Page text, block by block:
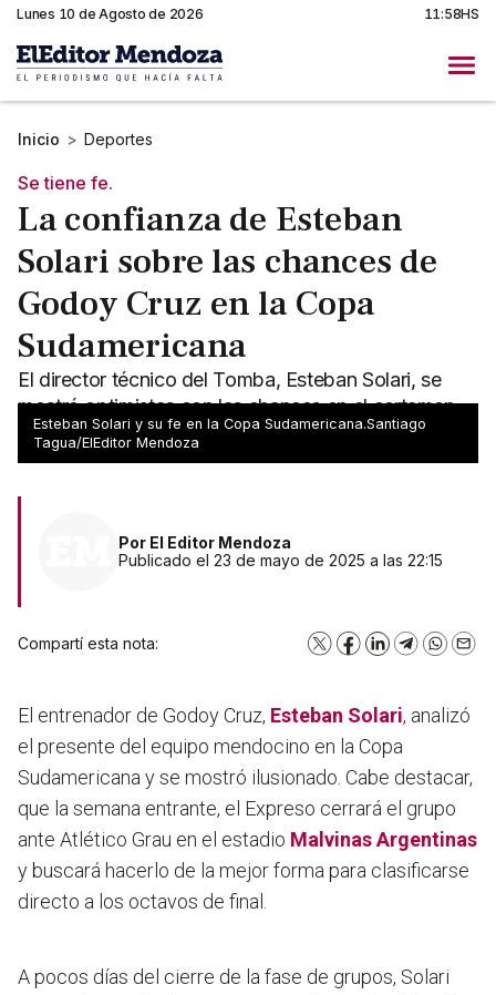
Lunes 10 de Agosto de 2026 11:58HS
Inicio > Deportes
Se tiene fe.
La confianza de Esteban
Solari sobre las chances de
Godoy Cruz en la Copa
Sudamericana
El director técnico del Tomba, Esteban Solari, se
mostró optimistas con las chances en el certamen
internacional.
Esteban Solari y su fe en la Copa Sudamericana.Santiago
Tagua/ElEditor Mendoza
Por El Editor Mendoza
Publicado el 23 de mayo de 2025 a las 22:15
Compartí esta nota: X Facebook
LinkedInTelegram
El entrenador de Godoy Cruz, Esteban Solari, analizó
el presente del equipo mendocino en la Copa
Sudamericana y se mostró ilusionado. Cabe destacar,
que la semana entrante, el Expreso cerrará el grupo
ante Atlético Grau en el estadio Malvinas Argentinas
y buscará hacerlo de la mejor forma para clasificarse
directo a los octavos de final.
A pocos días del cierre de la fase de grupos, Solari